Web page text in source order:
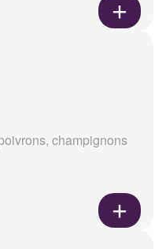
champignons